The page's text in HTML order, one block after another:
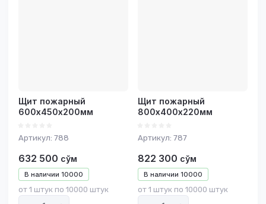
Щит пожарный
600х450х200мм
Артикул: 788
В наличии 10000
632 500 сўм
от 1 штук по 10000 штук
Щит пожарный
800х400х220мм
Артикул: 787
В наличии 10000
822 300 сўм
от 1 штук по 10000 штук